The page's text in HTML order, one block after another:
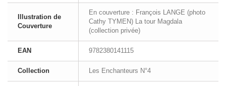
Illustration de
Couverture
En couverture : François LANGE (photo
Cathy TYMEN) La tour Magdala
(collection privée)
EAN 9782380141115
Collection Les Enchanteurs N°4